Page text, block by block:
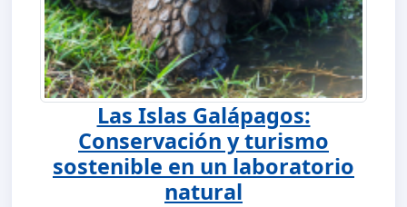
Las Islas Galápagos:
Conservación y turismo
sostenible en un laboratorio
natural